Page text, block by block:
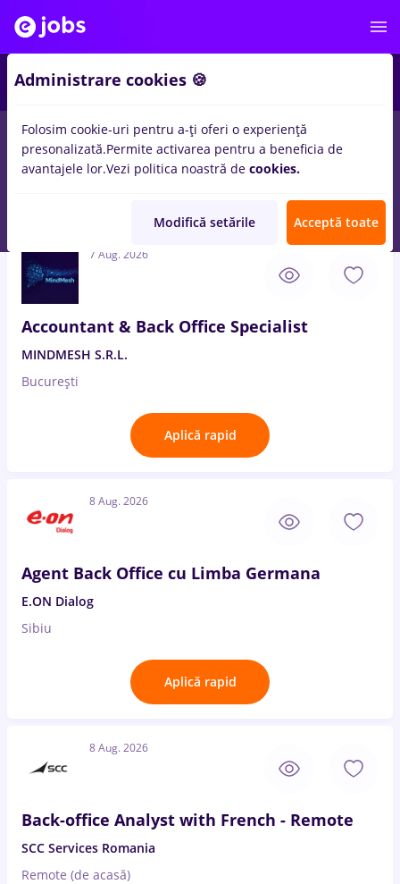
Salarii Remote (de acasă) București Cluj-
7 Aug. 2026
Accountant & Back Office Specialist
MINDMESH S.R.L.
București
Aplică rapid
8 Aug. 2026
Agent Back Office cu Limba Germana
E.ON Dialog
Sibiu
Aplică rapid
8 Aug. 2026
Back-office Analyst with French - Remote
SCC Services Romania
Remote (de acasă)
Administrare cookies 🍪
Folosim cookie-uri pentru a-ți oferi o experiență
presonalizată.Permite activarea pentru a beneficia de
avantajele lor.Vezi politica noastră de cookies.
Modifică setările Acceptă toate